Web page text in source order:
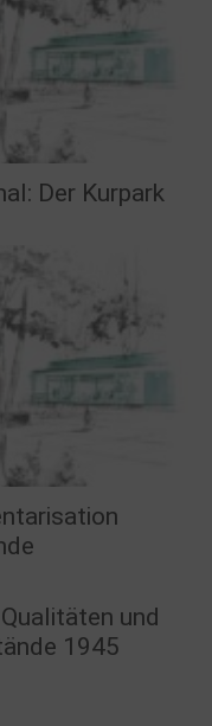
Der Kurpark
und
1945